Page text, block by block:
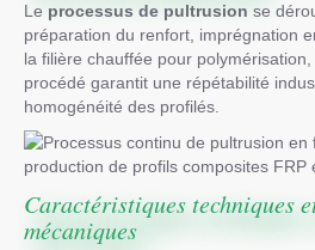
Le processus de pultrusion se
préparation du renfort, imprégnation
la filière chauffée pour
procédé garantit une répétabilité
homogénéité des profilés.
Caractéristiques techniques
mécaniques